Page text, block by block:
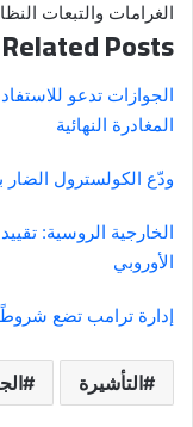
الغرامات والتبعات
Related Posts
الجوازات تدعو
المغادرة النهائية
ودّع الكولسترول الضار بـ8 خطوات فقط خلال 30
الخارجية الروسية:
الأوروبي
إدارة ترامب تضع
التأشيرة